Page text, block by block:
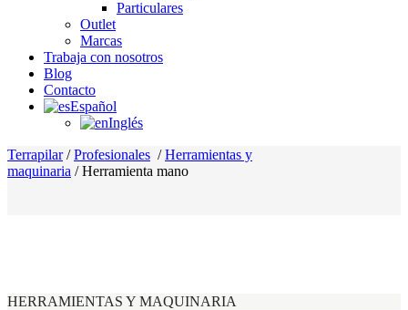
Particulares
Outlet
Marcas
Trabaja con nosotros
Blog
Contacto
Español
Inglés
Terrapilar/Profesionales /Herramientas y
maquinaria /Herramienta mano
HERRAMIENTAS Y MAQUINARIA